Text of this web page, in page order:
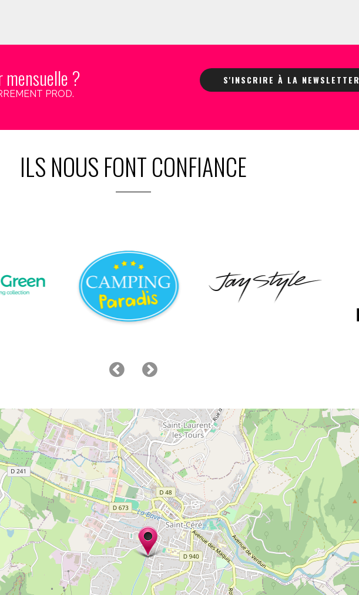
mensuelle ?
PROD.
S'INSCRIRE À LA NEWSLETTER
ILS NOUS FONT CONFIANCE